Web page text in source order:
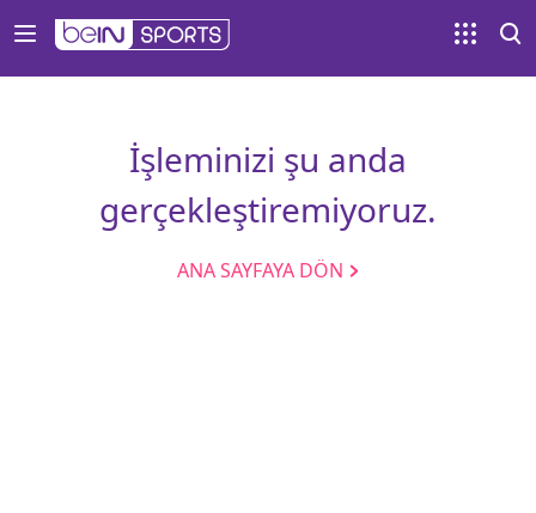
İşleminizi şu anda
gerçekleştiremiyoruz.
ANA SAYFAYA DÖN